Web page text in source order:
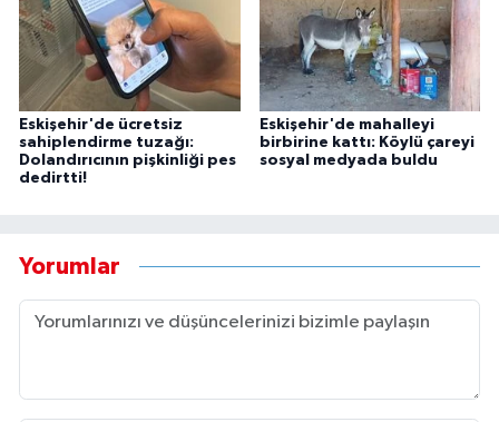
Eskişehir'de ücretsiz
sahiplendirme tuzağı:
Dolandırıcının pişkinliği pes
dedirtti!
Eskişehir'de mahalleyi
birbirine kattı: Köylü çareyi
sosyal medyada buldu
Yorumlar